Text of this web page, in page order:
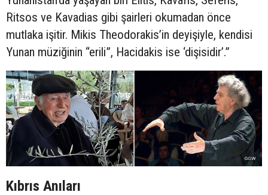
Ritsos ve Kavadias gibi şairleri okumadan önce
mutlaka işitir. Mikis Theodorakis’in deyişiyle, kendisi
Yunan müziğinin “erili”, Hacidakis ise ‘dişisidir’.”
Kıbrıs Anıları